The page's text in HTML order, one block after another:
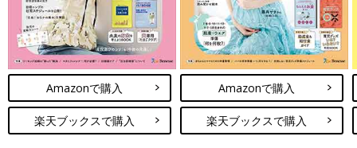
Amazonで購入
楽天ブックスで購入
Amazonで購入
楽天ブックスで購入